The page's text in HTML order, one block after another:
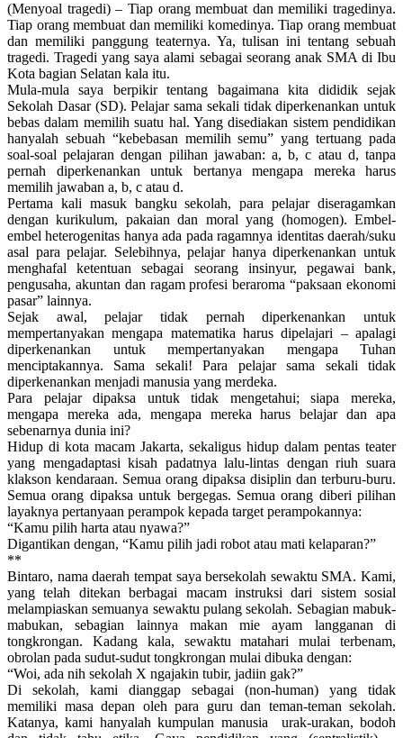
(Menyoal tragedi) – Tiap orang membuat dan memiliki tragedinya.
Tiap orang membuat dan memiliki komedinya. Tiap orang membuat
dan memiliki panggung teaternya. Ya, tulisan ini tentang sebuah
tragedi. Tragedi yang saya alami sebagai seorang anak SMA di Ibu
Kota bagian Selatan kala itu.
Mula-mula saya berpikir tentang bagaimana kita dididik sejak
Sekolah Dasar (SD). Pelajar sama sekali tidak diperkenankan untuk
bebas dalam memilih suatu hal. Yang disediakan sistem pendidikan
hanyalah sebuah “kebebasan memilih semu” yang tertuang pada
soal-soal pelajaran dengan pilihan jawaban: a, b, c atau d, tanpa
pernah diperkenankan untuk bertanya mengapa mereka harus
memilih jawaban a, b, c atau d.
Pertama kali masuk bangku sekolah, para pelajar diseragamkan
dengan kurikulum, pakaian dan moral yang (homogen). Embel-
embel heterogenitas hanya ada pada ragamnya identitas daerah/suku
asal para pelajar. Selebihnya, pelajar hanya diperkenankan untuk
menghafal ketentuan sebagai seorang insinyur, pegawai bank,
pengusaha, akuntan dan ragam profesi beraroma “paksaan ekonomi
pasar” lainnya.
Sejak awal, pelajar tidak pernah diperkenankan untuk
mempertanyakan mengapa matematika harus dipelajari – apalagi
diperkenankan untuk mempertanyakan mengapa Tuhan
menciptakannya. Sama sekali! Para pelajar sama sekali tidak
diperkenankan menjadi manusia yang merdeka.
Para pelajar dipaksa untuk tidak mengetahui; siapa mereka,
mengapa mereka ada, mengapa mereka harus belajar dan apa
sebenarnya dunia ini?
Hidup di kota macam Jakarta, sekaligus hidup dalam pentas teater
yang mengadaptasi kisah padatnya lalu-lintas dengan riuh suara
klakson kendaraan. Semua orang dipaksa disiplin dan terburu-buru.
Semua orang dipaksa untuk bergegas. Semua orang diberi pilihan
layaknya pertanyaan perampok kepada target perampokannya:
“Kamu pilih harta atau nyawa?”
Digantikan dengan, “Kamu pilih jadi robot atau mati kelaparan?”
**
Bintaro, nama daerah tempat saya bersekolah sewaktu SMA. Kami,
yang telah ditekan berbagai macam instruksi dari sistem sosial
melampiaskan semuanya sewaktu pulang sekolah. Sebagian mabuk-
mabukan, sebagian lainnya makan mie ayam langganan di
tongkrongan. Kadang kala, sewaktu matahari mulai terbenam,
obrolan pada sudut-sudut tongkrongan mulai dibuka dengan:
“Woi, ada nih sekolah X ngajakin tubir, jadiin gak?”
Di sekolah, kami dianggap sebagai (non-human) yang tidak
memiliki masa depan oleh para guru dan teman-teman sekolah.
Katanya, kami hanyalah kumpulan manusia urak-urakan, bodoh